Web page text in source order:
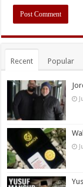
Recent Popular